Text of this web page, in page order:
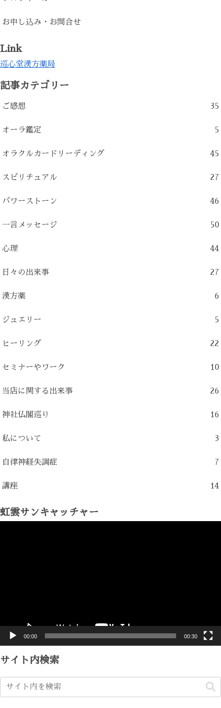
お申し込み・お問合せ
Link
巡心堂漢方薬局
記事カテゴリー
ご感想 35
オーラ鑑定 5
オラクルカードリーディング 45
スピリチュアル 27
パワーストーン 46
一言メッセージ 50
心理 44
日々の出来事 27
漢方薬 6
ジュエリー 5
ヒーリング 22
セミナーやワーク 10
当店に関する出来事 26
神社仏閣巡り 16
私について 3
自律神経失調症 7
講座 14
虹雲サンキャッチャー
00:00 00:30
サイト内検索